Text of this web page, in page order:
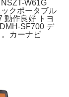
W61G
クポータブル
動作良好 トヨ
SF700 デ
カーナビ